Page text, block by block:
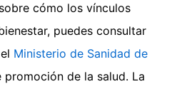
cómo los vínculos
puedes consultar
Ministerio de Sanidad de
promoción de la salud. La